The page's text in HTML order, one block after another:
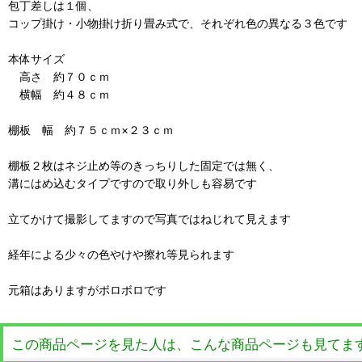
包丁差しは１個、
コップ掛け・小物掛け折り畳み式で、それぞれ色の異なる３色です
本体サイズ
高さ 約７０ｃｍ
横幅 約４８ｃｍ
棚板 幅 約７５ｃｍ×２３ｃｍ
棚板２枚はネジ止め等のきっちりした固定では無く、
溝にはめ込むタイプですので取り外しも容易です
立てかけて撮影してますので写真ではねじれて見えます
経年による少々の色やけや擦れ等見られます
元箱はありますがボロボロです
この商品ページを見た人は、こんな商品ページも見てま